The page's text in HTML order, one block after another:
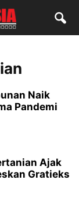
Naik
Pandemi
Ajak
Gratieks